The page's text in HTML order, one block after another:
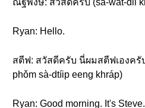
ณัฐพงษ์: สวัสดีครับ (sà-wàt-dii
Ryan: Hello.
สตีฟ: สวัสดีครับ นี่ผมสตีฟเองครั
phǒm sà-dtíip eeng khráp)
Ryan: Good morning. It's Steve.